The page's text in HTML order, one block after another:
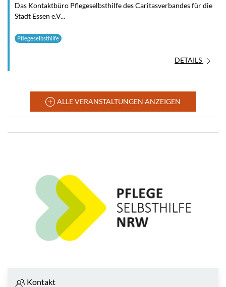
Das Kontaktbüro Pflegeselbsthilfe des Caritasverbandes für die
Stadt Essen e.V...
Pflegeselbsthilfe
DETAILS
ALLE VERANSTALTUNGEN ANZEIGEN
Kontakt